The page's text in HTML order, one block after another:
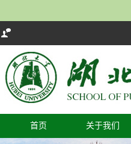
首页 关于我们